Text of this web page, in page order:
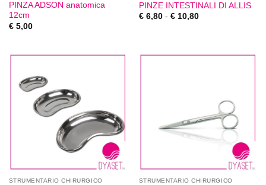
PINZA ADSON anatomica
12cm
€5,00
PINZE INTESTINALI DI ALLIS
€6,80 - €10,80
STRUMENTARIO CHIRURGICO STRUMENTARIO CHIRURGICO